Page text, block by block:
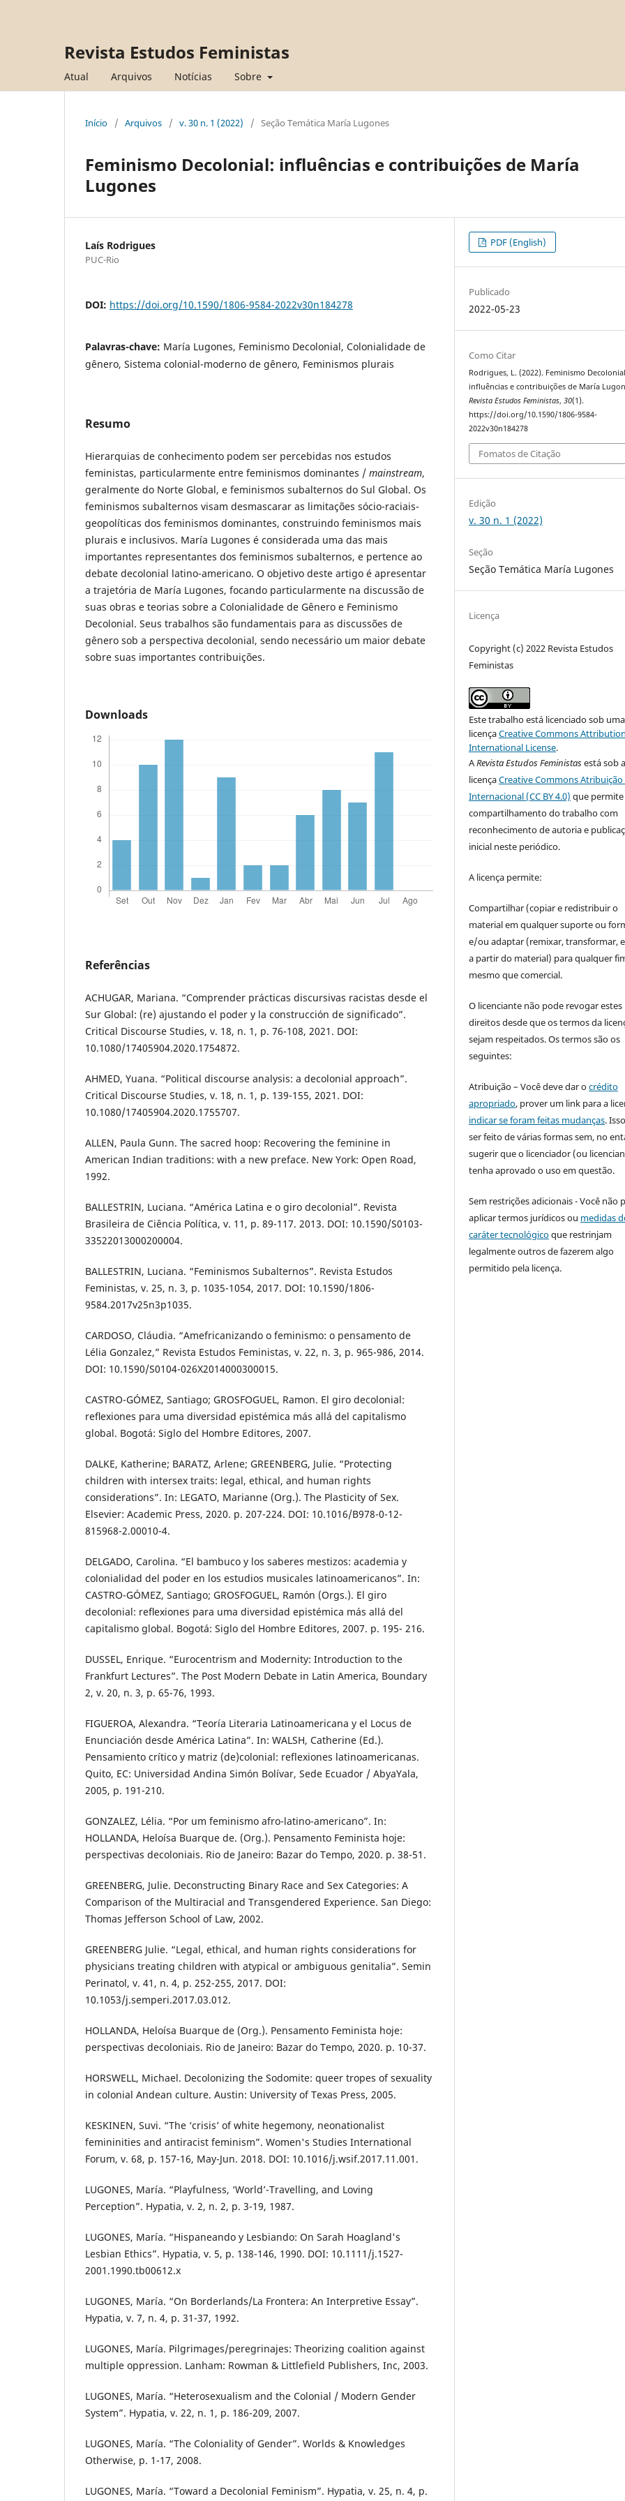
Revista Estudos Feministas
Atual Arquivos Notícias Sobre
Início / Arquivos / v. 30 n. 1 (2022) / Seção Temática María Lugones
Feminismo Decolonial: influências e contribuições de María
Lugones
Laís Rodrigues
PUC-Rio
DOI: https://doi.org/10.1590/1806-9584-2022v30n184278
Palavras-chave: María Lugones, Feminismo Decolonial, Colonialidade de
gênero, Sistema colonial-moderno de gênero, Feminismos plurais
Resumo
Hierarquias de conhecimento podem ser percebidas nos estudos
feministas, particularmente entre feminismos dominantes / mainstream,
geralmente do Norte Global, e feminismos subalternos do Sul Global. Os
feminismos subalternos visam desmascarar as limitações sócio-raciais-
geopolíticas dos feminismos dominantes, construindo feminismos mais
plurais e inclusivos. María Lugones é considerada uma das mais
importantes representantes dos feminismos subalternos, e pertence ao
debate decolonial latino-americano. O objetivo deste artigo é apresentar
a trajetória de María Lugones, focando particularmente na discussão de
suas obras e teorias sobre a Colonialidade de Gênero e Feminismo
Decolonial. Seus trabalhos são fundamentais para as discussões de
gênero sob a perspectiva decolonial, sendo necessário um maior debate
sobre suas importantes contribuições.
Downloads
Referências
ACHUGAR, Mariana. “Comprender prácticas discursivas racistas desde el
Sur Global: (re) ajustando el poder y la construcción de significado”.
Critical Discourse Studies, v. 18, n. 1, p. 76-108, 2021. DOI:
10.1080/17405904.2020.1754872.
AHMED, Yuana. “Political discourse analysis: a decolonial approach”.
Critical Discourse Studies, v. 18, n. 1, p. 139-155, 2021. DOI:
10.1080/17405904.2020.1755707.
ALLEN, Paula Gunn. The sacred hoop: Recovering the feminine in
American Indian traditions: with a new preface. New York: Open Road,
1992.
BALLESTRIN, Luciana. “América Latina e o giro decolonial”. Revista
Brasileira de Ciência Política, v. 11, p. 89-117. 2013. DOI: 10.1590/S0103-
33522013000200004.
BALLESTRIN, Luciana. “Feminismos Subalternos”. Revista Estudos
Feministas, v. 25, n. 3, p. 1035-1054, 2017. DOI: 10.1590/1806-
9584.2017v25n3p1035.
CARDOSO, Cláudia. “Amefricanizando o feminismo: o pensamento de
Lélia Gonzalez,” Revista Estudos Feministas, v. 22, n. 3, p. 965-986, 2014.
DOI: 10.1590/S0104-026X2014000300015.
CASTRO-GÓMEZ, Santiago; GROSFOGUEL, Ramon. El giro decolonial:
reﬂexiones para uma diversidad epistémica más allá del capitalismo
global. Bogotá: Siglo del Hombre Editores, 2007.
DALKE, Katherine; BARATZ, Arlene; GREENBERG, Julie. “Protecting
children with intersex traits: legal, ethical, and human rights
considerations”. In: LEGATO, Marianne (Org.). The Plasticity of Sex.
Elsevier: Academic Press, 2020. p. 207-224. DOI: 10.1016/B978-0-12-
815968-2.00010-4.
DELGADO, Carolina. “El bambuco y los saberes mestizos: academia y
colonialidad del poder en los estudios musicales latinoamericanos”. In:
CASTRO-GÓMEZ, Santiago; GROSFOGUEL, Ramón (Orgs.). El giro
decolonial: reﬂexiones para uma diversidad epistémica más allá del
capitalismo global. Bogotá: Siglo del Hombre Editores, 2007. p. 195- 216.
DUSSEL, Enrique. “Eurocentrism and Modernity: Introduction to the
Frankfurt Lectures”. The Post Modern Debate in Latin America, Boundary
2, v. 20, n. 3, p. 65-76, 1993.
FIGUEROA, Alexandra. “Teoría Literaria Latinoamericana y el Locus de
Enunciación desde América Latina”. In: WALSH, Catherine (Ed.).
Pensamiento crítico y matriz (de)colonial: reflexiones latinoamericanas.
Quito, EC: Universidad Andina Simón Bolívar, Sede Ecuador / AbyaYala,
2005, p. 191-210.
GONZALEZ, Lélia. “Por um feminismo afro-latino-americano”. In:
HOLLANDA, Heloísa Buarque de. (Org.). Pensamento Feminista hoje:
perspectivas decoloniais. Rio de Janeiro: Bazar do Tempo, 2020. p. 38-51.
GREENBERG, Julie. Deconstructing Binary Race and Sex Categories: A
Comparison of the Multiracial and Transgendered Experience. San Diego:
Thomas Jefferson School of Law, 2002.
GREENBERG Julie. “Legal, ethical, and human rights considerations for
physicians treating children with atypical or ambiguous genitalia”. Semin
Perinatol, v. 41, n. 4, p. 252-255, 2017. DOI:
10.1053/j.semperi.2017.03.012.
HOLLANDA, Heloísa Buarque de (Org.). Pensamento Feminista hoje:
perspectivas decoloniais. Rio de Janeiro: Bazar do Tempo, 2020. p. 10-37.
HORSWELL, Michael. Decolonizing the Sodomite: queer tropes of sexuality
in colonial Andean culture. Austin: University of Texas Press, 2005.
KESKINEN, Suvi. “The ‘crisis’ of white hegemony, neonationalist
femininities and antiracist feminism”. Women's Studies International
Forum, v. 68, p. 157-16, May-Jun. 2018. DOI: 10.1016/j.wsif.2017.11.001.
LUGONES, María. “Playfulness, ‘World’-Travelling, and Loving
Perception”. Hypatia, v. 2, n. 2, p. 3-19, 1987.
LUGONES, María. “Hispaneando y Lesbiando: On Sarah Hoagland's
Lesbian Ethics”. Hypatia, v. 5, p. 138-146, 1990. DOI: 10.1111/j.1527-
2001.1990.tb00612.x
LUGONES, María. “On Borderlands/La Frontera: An Interpretive Essay”.
Hypatia, v. 7, n. 4, p. 31-37, 1992.
LUGONES, María. Pilgrimages/peregrinajes: Theorizing coalition against
multiple oppression. Lanham: Rowman & Littlefield Publishers, Inc, 2003.
LUGONES, María. “Heterosexualism and the Colonial / Modern Gender
System”. Hypatia, v. 22, n. 1, p. 186-209, 2007.
LUGONES, María. “The Coloniality of Gender”. Worlds & Knowledges
Otherwise, p. 1-17, 2008.
LUGONES, María. “Toward a Decolonial Feminism”. Hypatia, v. 25, n. 4, p.
PDF (English)
Publicado
2022-05-23
Como Citar
Rodrigues, L. (2022). Feminismo
influências e contribuições de María
Revista Estudos Feministas,30(1).
https://doi.org/10.1590/1806-9584-
2022v30n184278
Fomatos de Citação
Edição
v. 30 n. 1 (2022)
Seção
Seção Temática María Lugones
Licença
Copyright (c) 2022 Revista Estudos
Feministas
Este trabalho está licenciado sob uma
licençaCreative Commons
International License.
ARevista Estudos Feministasestá sob a
licençaCreative Commons Atribuição
Internacional (CC BY 4.0) que
compartilhamento do trabalho com
reconhecimento de autoria e
inicial neste periódico.
A licença permite:
Compartilhar (copiar e redistribuir o
material em qualquer suporte ou
e/ou adaptar (remixar, transformar,
a partir do material) para qualquer
mesmo que comercial.
O licenciante não pode revogar estes
direitos desde que os termos da
sejam respeitados. Os termos são os
seguintes:
Atribuição – Você deve dar ocrédito
apropriado, prover um link para a
indicar se foram feitas mudanças.
ser feito de várias formas sem, no
sugerir que o licenciador (ou
tenha aprovado o uso em questão.
Sem restrições adicionais - Você não
aplicar termos jurídicos ou medidas
caráter tecnológicoque restrinjam
legalmente outros de fazerem algo
permitido pela licença.